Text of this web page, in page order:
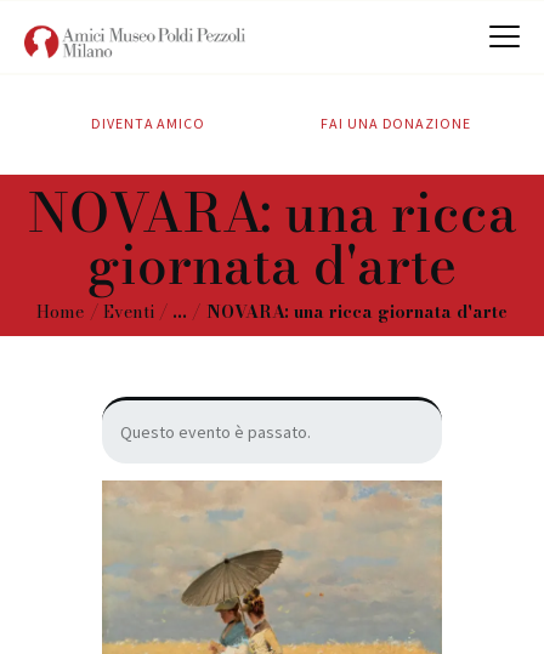
DIVENTA AMICO FAI UNA DONAZIONE
NOVARA: una ricca
giornata d'arte
Home Eventi ... NOVARA: una ricca giornata d'arte
ATTIVITÀ
SOSTIENICI
CONTATTI
Questo evento è passato.